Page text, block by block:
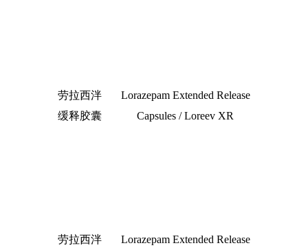
劳拉西泮
缓释胶囊
Lorazepam Extended Release
Capsules / Loreev XR
劳拉西泮
Lorazepam Extended Release